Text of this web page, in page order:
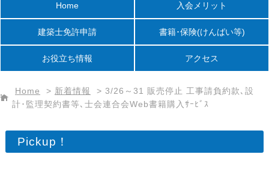
Home 入会メリット
建築士免許申請 書籍･保険(けんばい等)
お役立ち情報 アクセス
Home > 新着情報 > 3/26～31 販売停止 工事請負約款､設
計･監理契約書等､士会連合会Web書籍購入ｻｰﾋﾞｽ
Pickup！